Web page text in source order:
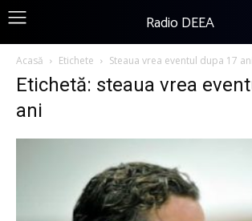
Radio DEEA
Acasă Etichete Steaua vrea eventul dupa 17 ani
Etichetă: steaua vrea
ani